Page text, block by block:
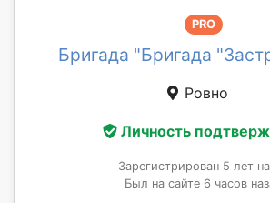
PRO
Бригада "Бригада
Ровно
Личность
Зарегистрирован 5 лет
Был на сайте 6 часов